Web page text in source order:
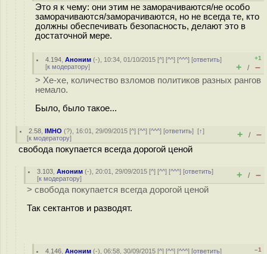
Это я к чему: они этим не заморачиваются/не особо
заморачиваются/заморачиваются, но не всегда те, кто
должны обеспечивать безопасность, делают это в
достаточной мере.
4.194 ,Аноним (-), 10:34, 01/10/2015 [^] [^^] [^^^] [ответить]
[к модератору]
+1
+ / –
> Хе-хе, количество взломов политиков разных рангов
немало.
Было, было такое...
2.58 ,IMHO (?), 16:01, 29/09/2015 [^] [^^] [^^^] [ответить][↑]
[к модератору] + / –
свобода покупается всегда дорогой ценой
3.103 ,Аноним (-), 20:01, 29/09/2015 [^] [^^] [^^^] [ответить]
[к модератору] + / –
> свобода покупается всегда дорогой ценой
Так сектантов и разводят.
4.146 ,Аноним (-), 06:58, 30/09/2015 [^] [^^] [^^^] [ответить] –1